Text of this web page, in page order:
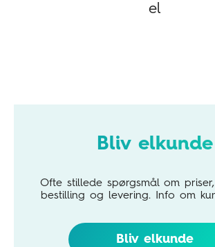
el
Bliv elkunde
Ofte stillede spørgsmål om
bestilling og levering. Info om
Bliv elkunde